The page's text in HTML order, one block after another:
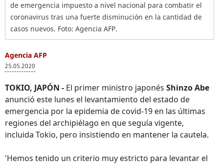
de emergencia impuesto a nivel nacional para combatir el
coronavirus tras una fuerte disminución en la cantidad de
casos nuevos. Foto: Agencia AFP.
Agencia AFP
25.05.2020
TOKIO, JAPÓN - El primer ministro japonés Shinzo Abe
anunció este lunes el levantamiento del estado de
emergencia por la epidemia de covid-19 en las últimas
regiones del archipiélago en que seguía vigente,
incluida Tokio, pero insistiendo en mantener la cautela.
'Hemos tenido un criterio muy estricto para levantar el